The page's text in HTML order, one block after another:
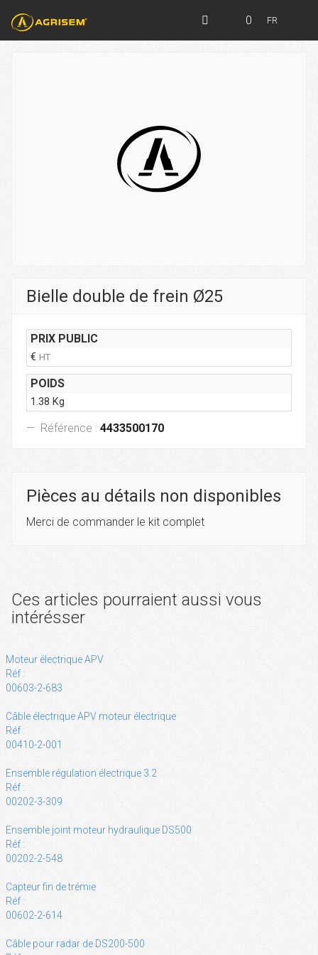
0 FR
Bielle double de frein Ø25
PRIX PUBLIC
€ HT
POIDS
1.38 Kg
Référence : 4433500170
Pièces au détails non disponibles
Merci de commander le kit complet
Ces articles pourraient aussi vous
intérésser
Moteur électrique APV
Réf :
00603-2-683
Câble électrique APV moteur électrique
Réf :
00410-2-001
Ensemble régulation électrique 3.2
Réf :
00202-3-309
Ensemble joint moteur hydraulique DS500
Réf :
00202-2-548
Capteur fin de trémie
Réf :
00602-2-614
Câble pour radar de DS200-500